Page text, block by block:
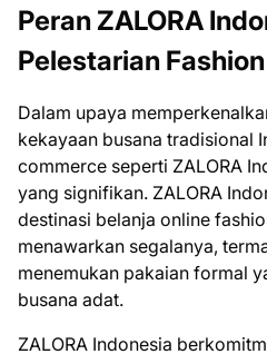
Peran ZALORA
Pelestarian
Dalam upaya
kekayaan busana tradisional
commerce seperti ZALORA
yang signifikan. ZALORA
destinasi belanja online
menawarkan segalanya,
menemukan pakaian formal
busana adat.
ZALORA Indonesia